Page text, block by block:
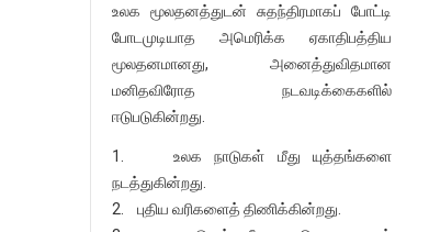
உலக மூலதனத்துடன் சுதந்திரமாகப் போட்டி
போடமுடியாத அமெரிக்க ஏகாதிபத்திய
மூலதனமானது, அனைத்துவிதமான
மனிதவிரோத நடவடிக்கைகளில்
ஈடுபடுகின்றது.
1. உலக நாடுகள் மீது யுத்தங்களை
நடத்துகின்றது.
2. புதிய வரிகளைத் திணிக்கின்றது.